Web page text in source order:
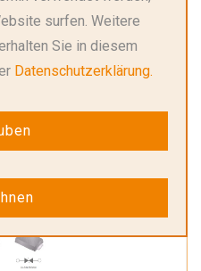
surfen. Weitere
Sie in diesem
Datenschutzerklärung.